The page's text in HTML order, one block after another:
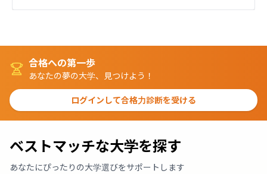
合格への第一歩
あなたの夢の大学、見つけよう！
ログインして合格力診断を受ける
ベストマッチな大学を探す
あなたにぴったりの大学選びをサポートします